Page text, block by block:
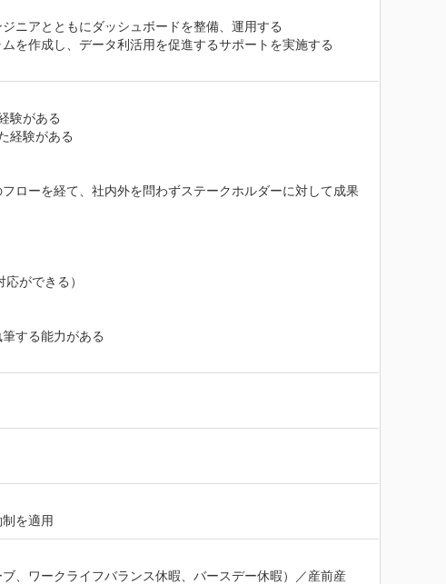
ニアとともにダッシュボードを整備、運用する
を作成し、データ利活用を促進するサポートを実施する
験がある
経験がある
ローを経て、社内外を問わずステークホルダーに対して成果
ができる）
する能力がある
を適用
、ワークライフバランス休暇、バースデー休暇）／産前産